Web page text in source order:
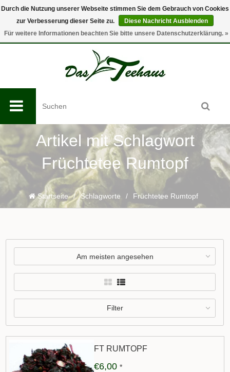
0
Artikel mit Schlagwort
Früchtetee Rumtopf
Startseite / Schlagworte / Früchtetee Rumtopf
Am meisten angesehen
Filter
FT RUMTOPF
€6,00 *
Durch die Nutzung unserer Webseite stimmen Sie dem Gebrauch von Cookies
zur Verbesserung dieser Seite zu.
Diese Nachricht Ausblenden
Für weitere Informationen beachten Sie bitte unsere Datenschutzerklärung. »